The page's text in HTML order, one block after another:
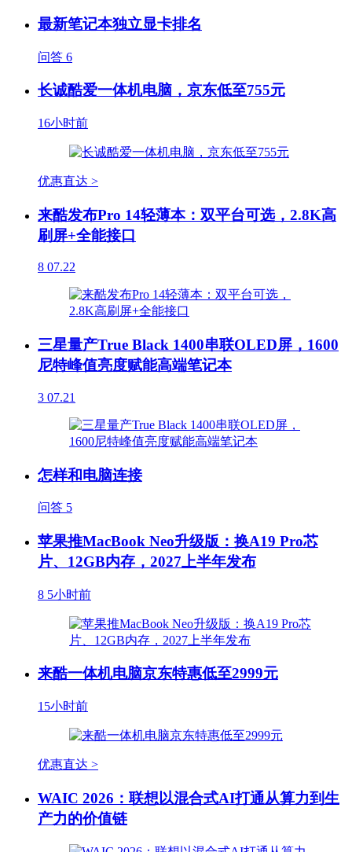
最新笔记本独立显卡排名
问答 6
长诚酷爱一体机电脑，京东低至755元
16小时前
优惠直达 >
来酷发布Pro 14轻薄本：双平台可选，2.8K高
刷屏+全能接口
8 07.22
三星量产True Black 1400串联OLED屏，1600
尼特峰值亮度赋能高端笔记本
3 07.21
怎样和电脑连接
问答 5
苹果推MacBook Neo升级版：换A19 Pro芯
片、12GB内存，2027上半年发布
8 5小时前
来酷一体机电脑京东特惠低至2999元
15小时前
优惠直达 >
WAIC 2026：联想以混合式AI打通从算力到生
产力的价值链